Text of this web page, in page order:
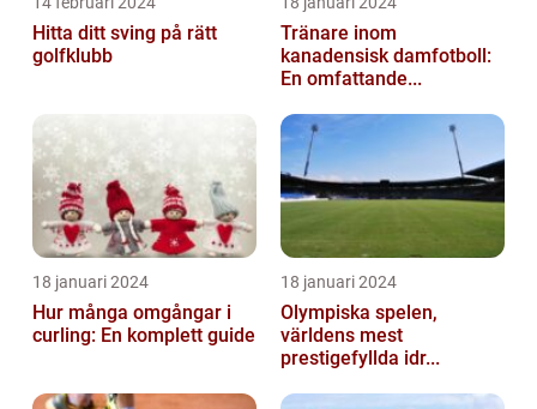
Hitta ditt sving på rätt
golfklubb
Tränare inom
kanadensisk damfotboll:
En omfattande...
18 januari 2024
Hur många omgångar i
curling: En komplett guide
18 januari 2024
Olympiska spelen,
världens mest
prestigefyllda idr...